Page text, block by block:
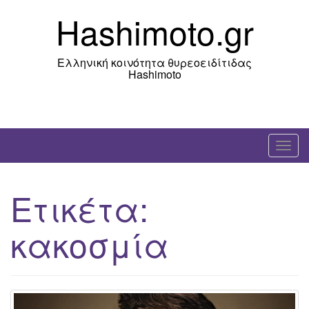
Hashimoto.gr
Ελληνική κοινότητα θυρεοειδίτιδας
Hashimoto
T
o
v
Ετικέτα:
κακοσμία